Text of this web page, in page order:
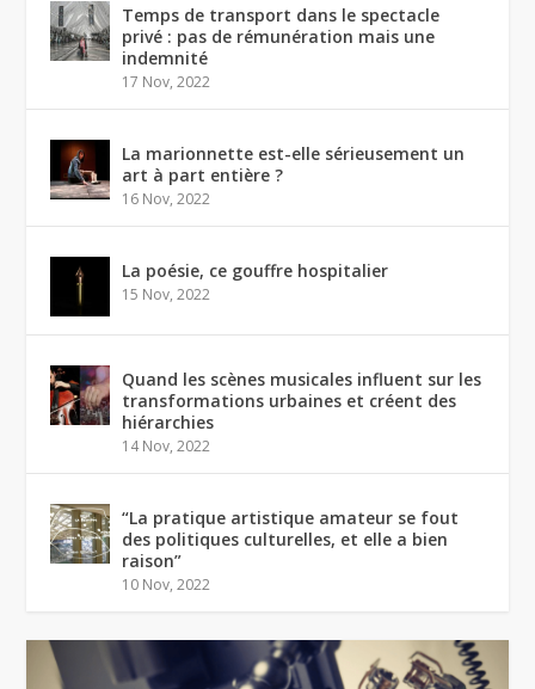
Temps de transport dans le spectacle
privé : pas de rémunération mais une
indemnité
17 Nov, 2022
La marionnette est-elle sérieusement un
art à part entière ?
16 Nov, 2022
La poésie, ce gouffre hospitalier
15 Nov, 2022
Quand les scènes musicales influent sur les
transformations urbaines et créent des
hiérarchies
14 Nov, 2022
“La pratique artistique amateur se fout
des politiques culturelles, et elle a bien
raison”
10 Nov, 2022